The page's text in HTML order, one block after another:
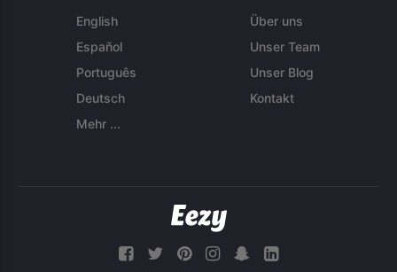
English
Español
Português
Deutsch
Mehr ...
Über uns
Unser Team
Unser Blog
Kontakt